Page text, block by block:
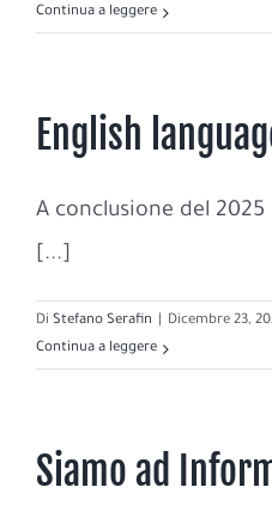
Continua a leggere
English
A conclusione del
[...]
Di Stefano Serafin Dicembre 23,
Continua a leggere
Siamo ad